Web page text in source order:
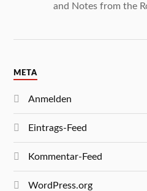
and Notes from the
META
Anmelden
Eintrags-Feed
Kommentar-Feed
WordPress.org